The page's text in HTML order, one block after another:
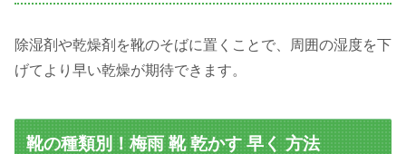
除湿剤や乾燥剤を靴のそばに置くことで、周囲の湿度を下
げてより早い乾燥が期待できます。
靴の種類別！梅雨 靴 乾かす 早く 方法